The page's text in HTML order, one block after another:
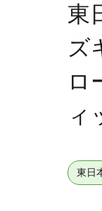
東
ズ
ロ
ィ
東日